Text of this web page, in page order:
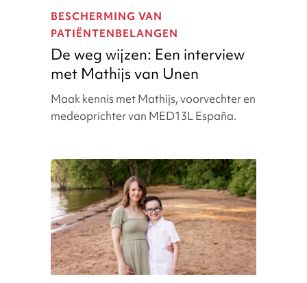
weg
wijzen:
Een
interview
met
Mathijs
van
Unen
BESCHERMING VAN
PATIËNTENBELANGEN
De weg wijzen: Een interview
met Mathijs van Unen
Maak kennis met Mathijs, voorvechter en
medeoprichter van MED13L España.